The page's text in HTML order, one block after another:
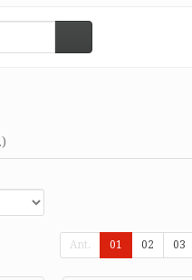
Ant. 01 02 03